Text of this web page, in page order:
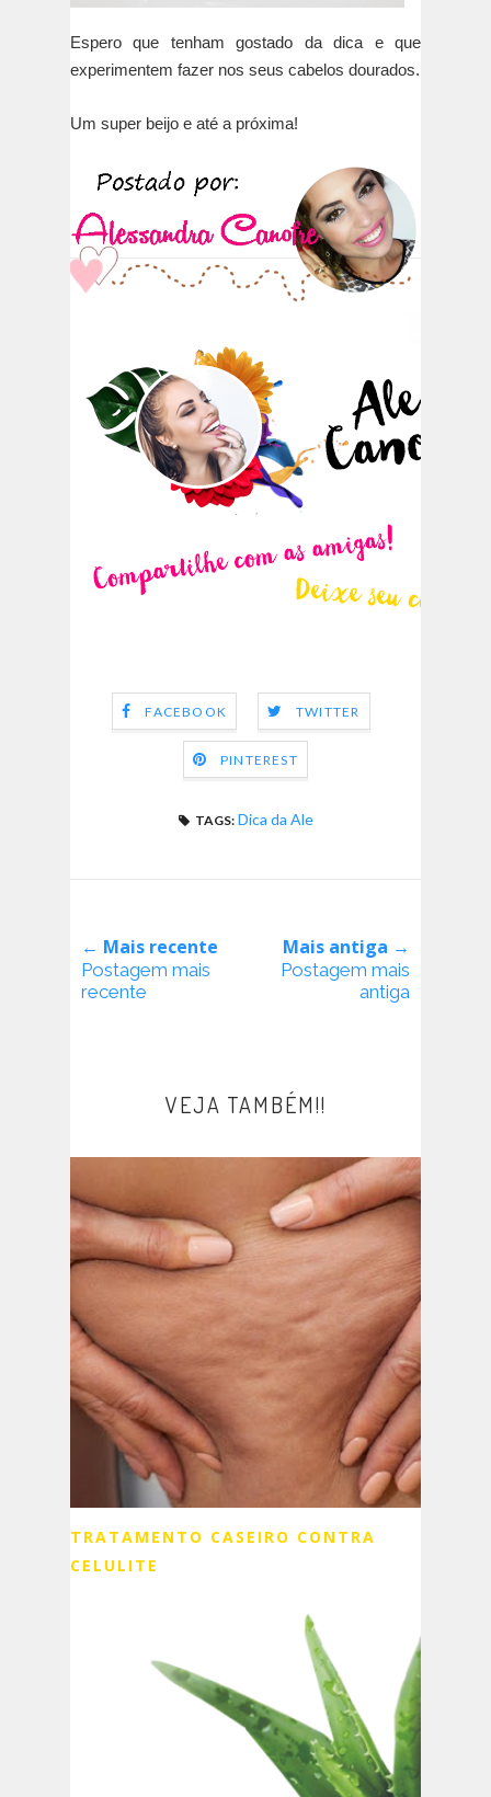
Espero que tenham gostado da dica e que
experimentem fazer nos seus cabelos dourados.
Um super beijo e até a próxima!
FACEBOOK TWITTER
PINTEREST
TAGS: Dica da Ale
← Mais recente
Postagem mais
recente
Mais antiga →
Postagem mais
antiga
VEJA TAMBÉM!!
TRATAMENTO CASEIRO CONTRA
CELULITE